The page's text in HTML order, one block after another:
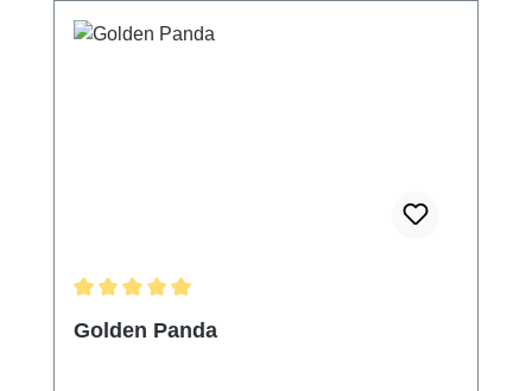
Golden Panda